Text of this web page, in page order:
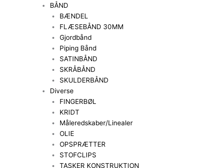
BÅND
BÆNDEL
FLÆSEBÅND 30MM
Gjordbånd
Piping Bånd
SATINBÅND
SKRÅBÅND
SKULDERBÅND
Diverse
FINGERBØL
KRIDT
Måleredskaber/Linealer
OLIE
OPSPRÆTTER
STOFCLIPS
TASKER KONSTRUKTION